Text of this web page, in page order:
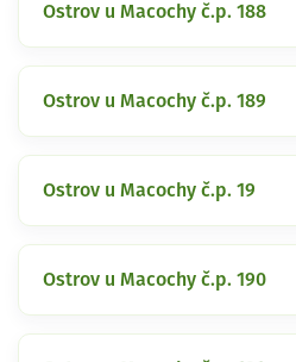
Ostrov u Macochy č.p. 188
Ostrov u Macochy č.p. 189
Ostrov u Macochy č.p. 19
Ostrov u Macochy č.p. 190